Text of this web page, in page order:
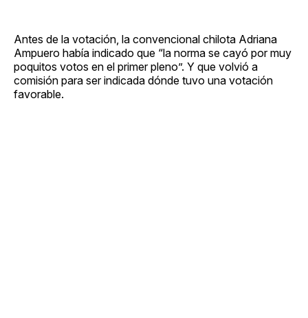
Antes de la votación, la convencional chilota Adriana
Ampuero había indicado que “la norma se cayó por muy
poquitos votos en el primer pleno”. Y que volvió a
comisión para ser indicada dónde tuvo una votación
favorable.